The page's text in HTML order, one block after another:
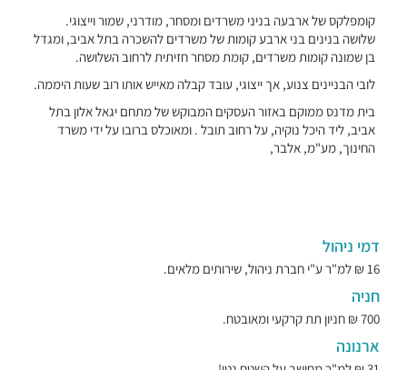
קומפלקס של ארבעה בניני משרדים ומסחר, מודרני, שמור וייצוגי.
שלושה בנינים בני ארבע קומות של משרדים להשכרה בתל אביב, ומגדל
בן שמונה קומות משרדים, קומת מסחר חזיתית לרחוב השלושה.
לובי הבניינים צנוע, אך ייצוגי, עובד קבלה מאייש אותו רוב שעות היממה.
בית מדנס ממוקם באזור העסקים המבוקש של מתחם יגאל אלון בתל
אביב, ליד היכל נוקיה, על רחוב תובל . ומאוכלס ברובו על ידי משרד
החינוך, מע"מ, אלבר,
דמי ניהול
16 ₪ למ"ר ע"י חברת ניהול, שירותים מלאים.
חניה
700 ₪ חניון תת קרקעי ומאובטח.
ארנונה